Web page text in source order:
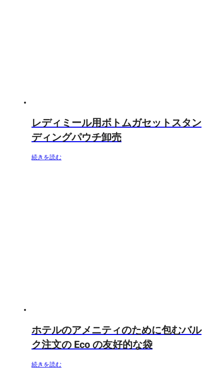
レディミール用ボトムガセットスタン
ディングパウチ卸売
続きを読む
ホテルのアメニティのために包むバル
ク注文の Eco の友好的な袋
続きを読む